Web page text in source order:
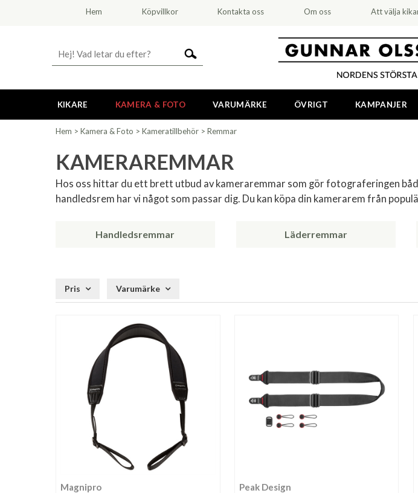
Hem Köpvillkor Kontakta oss Om oss Att välja
KIKARE KAMERA & FOTO VARUMÄRKE ÖVRIGT KAMPANJER
Hem > Kamera & Foto > Kameratillbehör > Remmar
KAMERAREMMAR
Hos oss hittar du ett brett utbud av kameraremmar som gör fotograferingen
handledsrem har vi något som passar dig. Du kan köpa din kamerarem från
Handledsremmar Läderremmar
Pris Varumärke
Magnipro Peak Design